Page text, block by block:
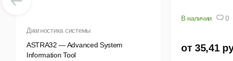
Диагностика системы
ASTRA32 — Advanced System
Information Tool
В наличии 0
от 35,41